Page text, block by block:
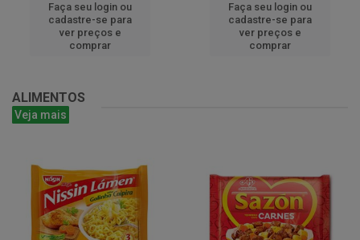
Faça seu login ou
cadastre-se para
ver preços e
comprar
Faça seu login ou
cadastre-se para
ver preços e
comprar
ALIMENTOS
Veja mais